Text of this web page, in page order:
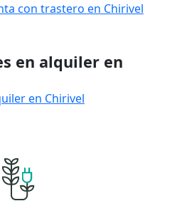
con trastero en Chirivel
en alquiler en
en Chirivel